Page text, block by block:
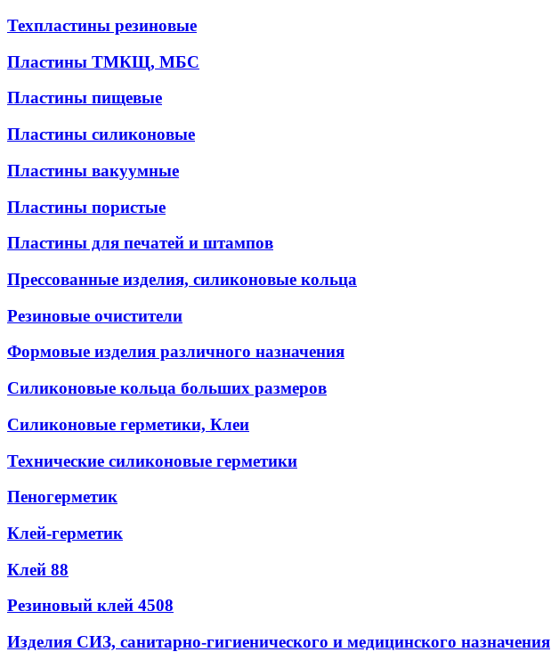
Техпластины резиновые
Пластины ТМКЩ, МБС
Пластины пищевые
Пластины силиконовые
Пластины вакуумные
Пластины пористые
Пластины для печатей и штампов
Прессованные изделия, силиконовые кольца
Резиновые очистители
Формовые изделия различного назначения
Силиконовые кольца больших размеров
Силиконовые герметики, Клеи
Технические силиконовые герметики
Пеногерметик
Клей-герметик
Клей 88
Резиновый клей 4508
Изделия СИЗ, санитарно-гигиенического и медицинского назначения